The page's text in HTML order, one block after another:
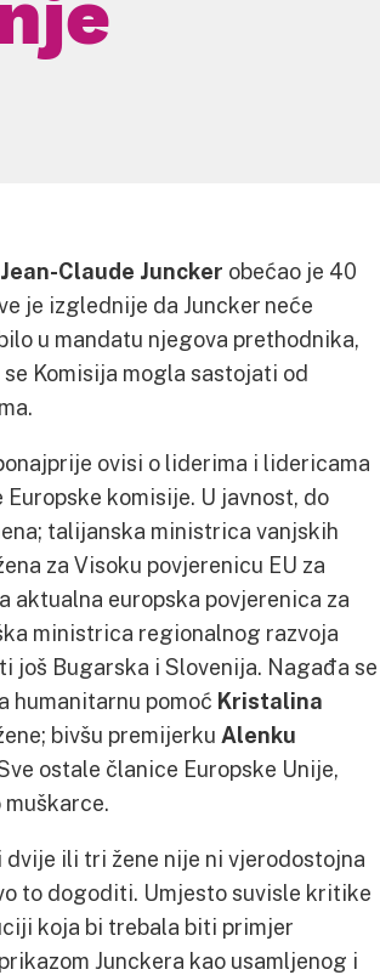
Jean-Claude Juncker obećao je 40
je izglednije da Juncker neće
u mandatu njegova prethodnika,
Komisija mogla sastojati od
ovisi o liderima i lidericama
komisije. U javnost, do
talijanska ministrica vanjskih
za Visoku povjerenicu EU za
aktualna europska povjerenica za
ministrica regionalnog razvoja
još Bugarska i Slovenija. Nagađa se
humanitarnu pomoć Kristalina
bivšu premijerku Alenku
ostale članice Europske Unije,
dvije ili tri žene nije ni vjerodostojna
to dogoditi. Umjesto suvisle kritike
koja bi trebala biti primjer
Junckera kao usamljenog i